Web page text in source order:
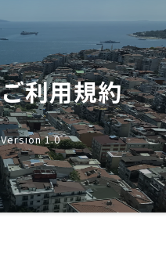
ご利用規約
Version 1.0